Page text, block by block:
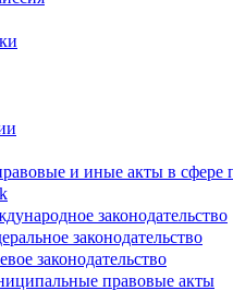
и иные акты в сфере
законодательство
законодательство
законодательство
правовые акты